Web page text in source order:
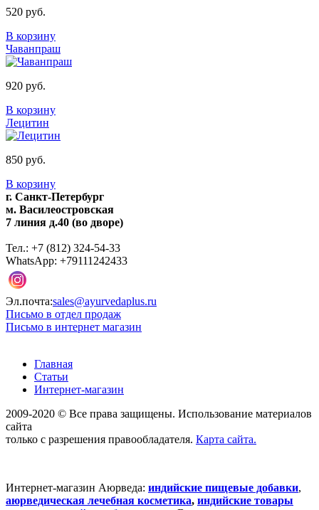
520 руб.
В корзину
Чаванпраш
920 руб.
В корзину
Лецитин
850 руб.
В корзину
г. Санкт-Петербург
м. Василеостровская
7 линия д.40 (во дворе)
Тел.: +7 (812) 324-54-33
WhatsApp: +79111242433
Эл.почта:sales@ayurvedaplus.ru
Письмо в отдел продаж
Письмо в интернет магазин
Главная
Статьи
Интернет-магазин
2009-2020 © Все права защищены. Использование материалов
сайта
только с разрешения правообладателя. Карта сайта.
Интернет-магазин Аюрведа: индийские пищевые добавки,
аюрведическая лечебная косметика, индийские товары